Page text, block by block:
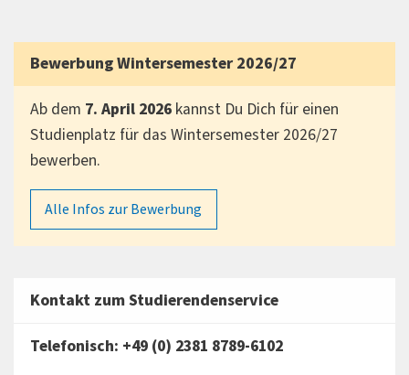
Bewerbung Wintersemester 2026/27
Ab dem 7. April 2026kannst Du Dich für einen
Studienplatz für das Wintersemester 2026/27
bewerben.
Alle Infos zur Bewerbung
Kontakt zum Studierendenservice
Telefonisch: +49 (0) 2381 8789-6102